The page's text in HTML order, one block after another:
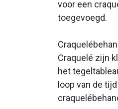
voor een
toegevoegd.
Craquelé zijn
het
loop van de